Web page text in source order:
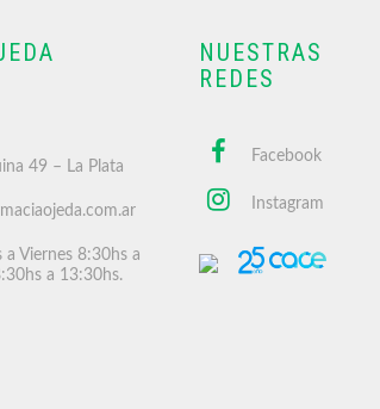
49 – La Plata
Viernes 8:30hs a
a 13:30hs.
NUESTRAS
REDES
Facebook
Instagram